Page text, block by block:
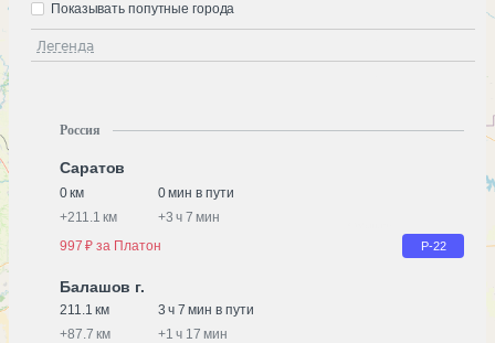
Легенда
Показывать попутные города
Россия
Саратов
0 км
0 мин в пути
+211.1 км +3 ч 7 мин
997 ₽ за Платон
Р-22
Балашов г.
211.1 км
3 ч 7 мин в пути
+87.7 км +1 ч 17 мин